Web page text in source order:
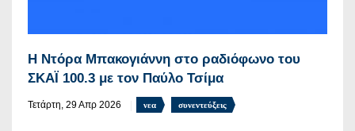
Η Ντόρα Μπακογιάννη στο ραδιόφωνο του
ΣΚΑΪ 100.3 με τον Παύλο Τσίμα
Τετάρτη, 29 Απρ 2026 νεα συνεντεύξεις